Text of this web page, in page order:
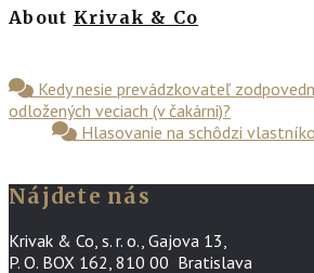
About Krivak & Co
Kedy nesie prevádzkovateľ
odložených veciach (v čakárni)?
Hlasovanie na schôdzi
Nájdete nás
Krivak & Co, s. r. o., Gajova 13,
P. O. BOX 162, 810 00 Bratislava